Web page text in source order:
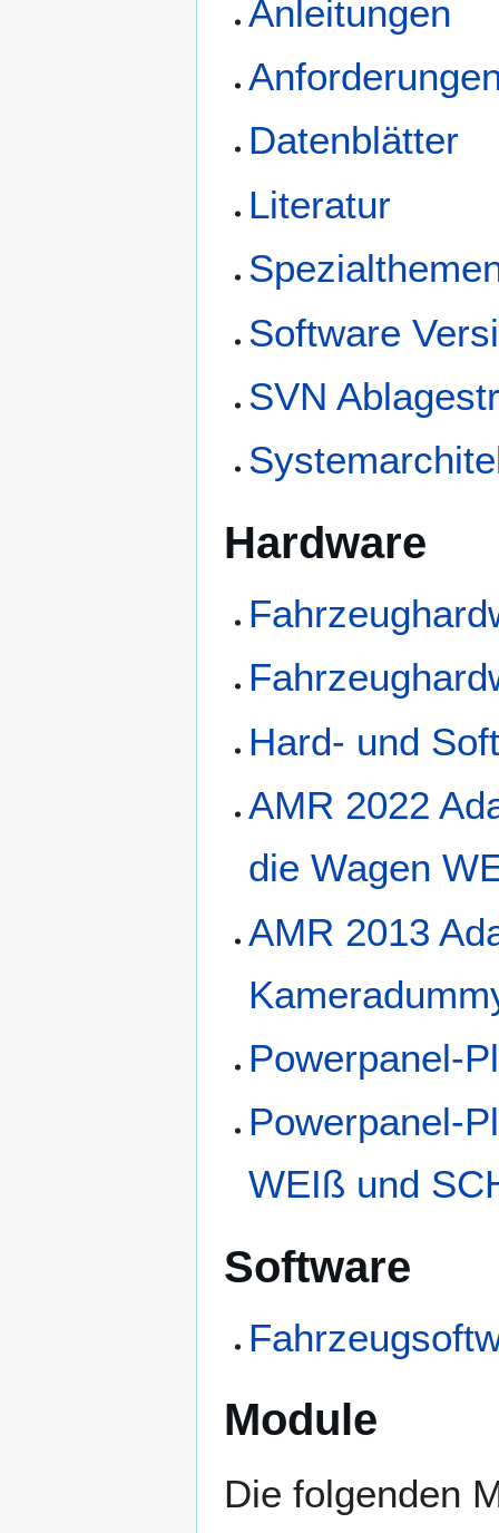
Anleitungen
Datenblätter
Literatur
Software
SVN
Hardware
Hard- und
AMR 2022
die Wagen
AMR 2013
Powerpanel-
Powerpanel-
WEIß und
Software
Module
Die folgenden